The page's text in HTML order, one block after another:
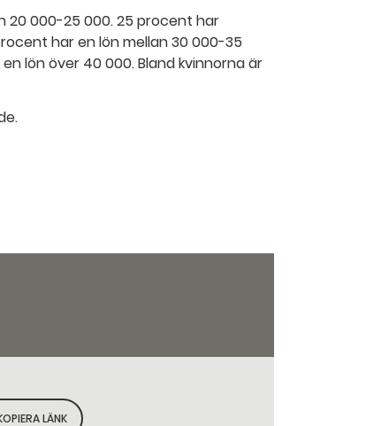
20 000-25 000. 25 procent har
har en lön mellan 30 000-35
lön över 40 000. Bland kvinnorna är
LÄNK